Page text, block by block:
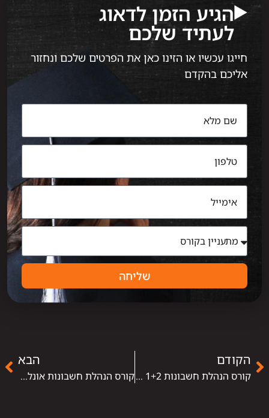
הגיע הזמן לדאוג
לעתיד שלכם
חייגו עכשיו או הזינו כאן את הפרטים שלכם ונחזור
אליכם בהקדם
שליחה
הקודם
קורס הנהלת חשבונות 1+2 – ללמוד את הבסיס לניהול פיננסי מקצועי
הבא
קורס הנהלת חשבונות אונליין – הכשרה גמישה לקריירה פיננסית יציבה